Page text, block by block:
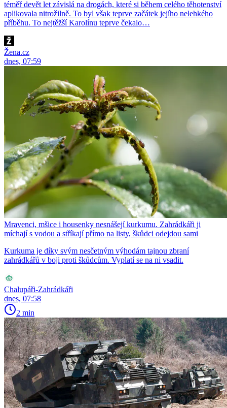
téměř devět let závislá na drogách, které si během celého těhotenství
aplikovala nitrožilně. To byl však teprve začátek jejího nelehkého
příběhu. To nejtěžší Karolínu teprve čekalo…
Žena.cz
dnes, 07:59
Mravenci, mšice i housenky nesnášejí kurkumu. Zahrádkáři ji
míchají s vodou a stříkají přímo na listy, škůdci odejdou sami
Kurkuma je díky svým nesčetným výhodám tajnou zbraní
zahrádkářů v boji proti škůdcům. Vyplatí se na ni vsadit.
Chalupáři-Zahrádkáři
dnes, 07:58
2 min